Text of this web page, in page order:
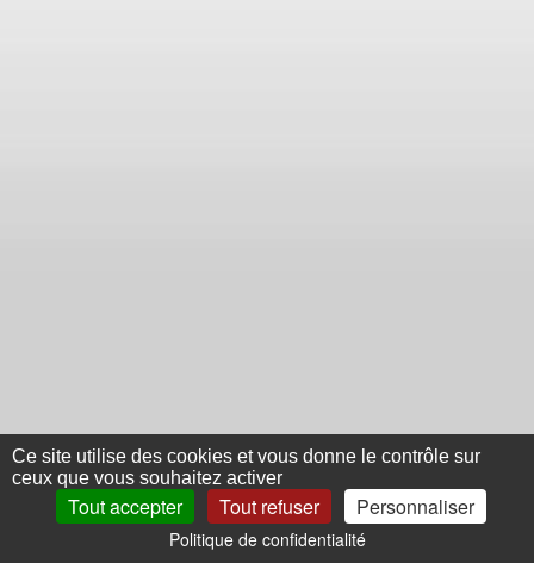
Ce site utilise des cookies et vous donne le contrôle sur
ceux que vous souhaitez activer
Tout accepter Tout refuser Personnaliser
Politique de confidentialité